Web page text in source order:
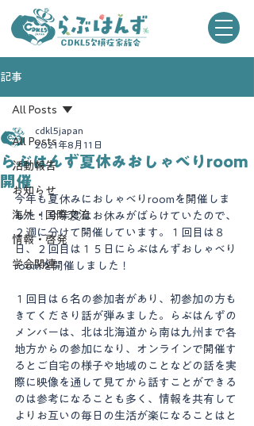
記事
All Posts
活動報告
お知らせ
海外・国際交流
情報・啓発
学会関連
All Posts
らぶはんず夏休みおしゃべりroom
開催
cdkl5japan
2021年8月11日
今年も夏休みにおしゃべりroomを開催しま
した！今年度はお休みがばらけていたので、
２週に分けて開催しています。１回目は８
日、２回目は１５日にらぶはんずおしゃべり
roomを開催しました！
１回目は６名の参加者があり、初参加の方も
きてくださり話が弾みました。らぶはんずの
メンバーは、北は北海道から南は九州まで各
地方からの参加になり、オンラインで開催す
るとご自宅の様子や地域のことなどの話を実
際に映像を通して見てから話すことができる
のは参考になることも多く、情報を共有して
よりお互いの毎日の生活が楽になることはと